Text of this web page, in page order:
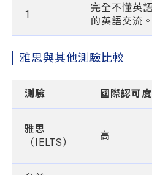
1
完全不懂英
的英語交流。
雅思與其他測驗比較
測驗 國際認可度
雅思
（IELTS）
高